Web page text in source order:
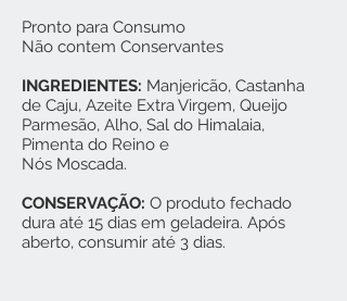
Pronto para Consumo
Não contem Conservantes
INGREDIENTES: Manjericão, Castanha
de Caju, Azeite Extra Virgem, Queijo
Parmesão, Alho, Sal do Himalaia,
Pimenta do Reino e
Nós Moscada.
CONSERVAÇÃO: O produto fechado
dura até 15 dias em geladeira. Após
aberto, consumir até 3 dias.